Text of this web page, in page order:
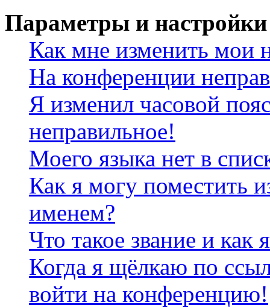
Параметры и настройки
Как мне изменить мои
На конференции
Я изменил часовой
неправильное!
Моего языка нет в
Как я могу поместить
именем?
Что такое звание и как
Когда я щёлкаю по
войти на конференцию!